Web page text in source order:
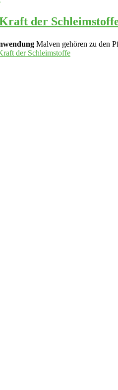
der
Malven gehören zu den
der Schleimstoffe